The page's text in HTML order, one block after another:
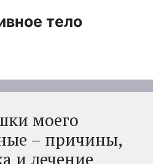
тело
моего
– причины,
и лечение